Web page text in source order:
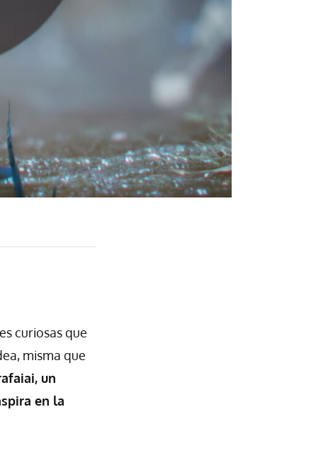
curiosas que
misma que
un
en la